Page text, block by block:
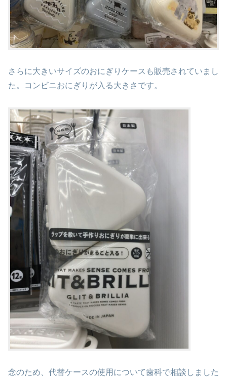
さらに大きいサイズのおにぎりケースも販売されていまし
た。コンビニおにぎりが入る大きさです。
念のため、代替ケースの使用について歯科で相談しました